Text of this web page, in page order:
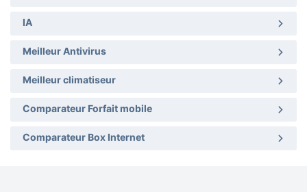
IA
Meilleur Antivirus
Meilleur climatiseur
Comparateur Forfait mobile
Comparateur Box Internet